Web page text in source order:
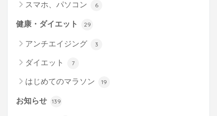
スマホ、パソコン 6
健康・ダイエット 29
アンチエイジング 3
ダイエット 7
はじめてのマラソン 19
お知らせ 139